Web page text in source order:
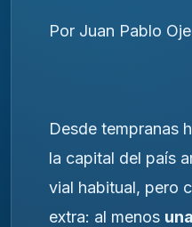
Por Juan Pablo
Desde tempranas
la capital del país
vial habitual, pero
extra: al menos